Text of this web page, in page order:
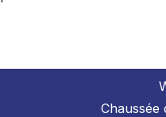
Chaussée